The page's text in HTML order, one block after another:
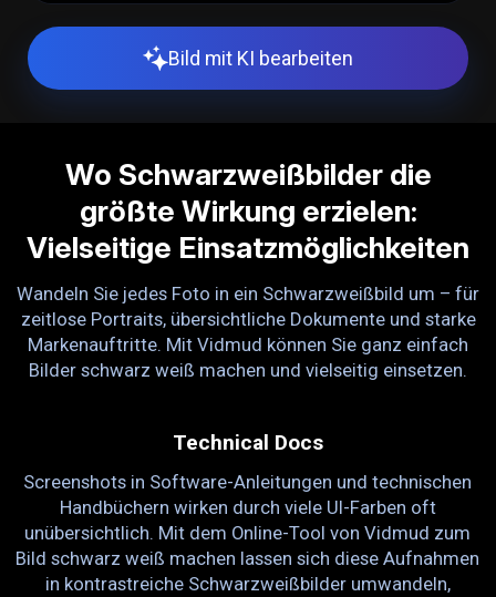
Bild mit KI bearbeiten
Wo Schwarzweißbilder die
größte Wirkung erzielen:
Vielseitige Einsatzmöglichkeiten
Wandeln Sie jedes Foto in ein Schwarzweißbild um – für
zeitlose Portraits, übersichtliche Dokumente und starke
Markenauftritte. Mit Vidmud können Sie ganz einfach
Bilder schwarz weiß machen und vielseitig einsetzen.
Technical Docs
Screenshots in Software-Anleitungen und technischen
Handbüchern wirken durch viele UI-Farben oft
unübersichtlich. Mit dem Online-Tool von Vidmud zum
Bild schwarz weiß machen lassen sich diese Aufnahmen
in kontrastreiche Schwarzweißbilder umwandeln,